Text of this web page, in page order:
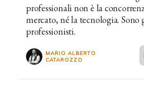
professionali non è la
mercato, né la tecnologia. Sono
professionisti.
MARIO ALBERTO
CATAROZZO